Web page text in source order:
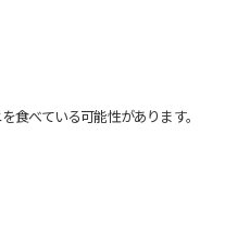
べている可能性があります。